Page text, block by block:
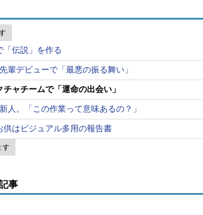
「伝説」を作る
輩デビューで「最悪の振る舞い」
ャチームで「運命の出会い」
人。「この作業って意味あるの？」
供はビジュアル多用の報告書
す
事